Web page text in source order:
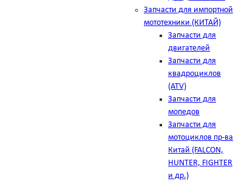
Запчасти для импортной
мототехники (КИТАЙ)
Запчасти для
двигателей
Запчасти для
квадроциклов
(ATV)
Запчасти для
мопедов
Запчасти для
мотоциклов пр-ва
Китай (FALCON,
HUNTER, FIGHTER
и др.)